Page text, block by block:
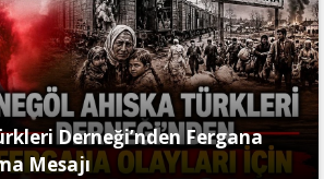
Derneği’nden Fergana
Mesajı